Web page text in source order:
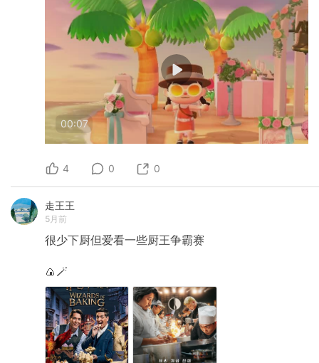
00:07
4 0 0
走王王
5月前
很少下厨但爱看一些厨王争霸赛
🍙🪄